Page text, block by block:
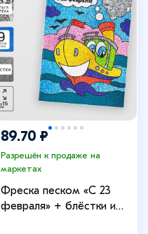
89.70 ₽
Разрешён к продаже на
маркетах
Фреска песком «С 23
февраля» + блёстки и